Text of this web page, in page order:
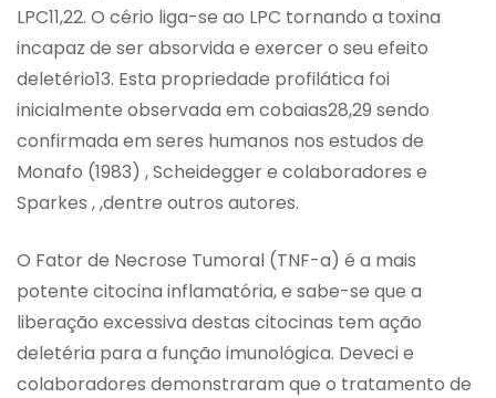
LPC11,22. O cério liga-se ao LPC tornando a toxina
incapaz de ser absorvida e exercer o seu efeito
deletério13. Esta propriedade profilática foi
inicialmente observada em cobaias28,29 sendo
confirmada em seres humanos nos estudos de
Monafo (1983) , Scheidegger e colaboradores e
Sparkes , ,dentre outros autores.
O Fator de Necrose Tumoral (TNF-a) é a mais
potente citocina inflamatória, e sabe-se que a
liberação excessiva destas citocinas tem ação
deletéria para a função imunológica. Deveci e
colaboradores demonstraram que o tratamento de